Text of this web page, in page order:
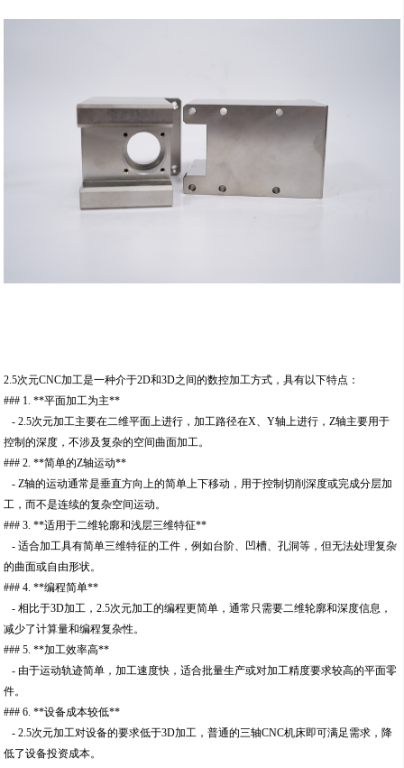
2.5次元CNC加工是一种介于2D和3D之间的数控加工方式，具有以下特点：
### 1. **平面加工为主**
- 2.5次元加工主要在二维平面上进行，加工路径在X、Y轴上进行，Z轴主要用于
控制的深度，不涉及复杂的空间曲面加工。
### 2. **简单的Z轴运动**
- Z轴的运动通常是垂直方向上的简单上下移动，用于控制切削深度或完成分层加
工，而不是连续的复杂空间运动。
### 3. **适用于二维轮廓和浅层三维特征**
- 适合加工具有简单三维特征的工件，例如台阶、凹槽、孔洞等，但无法处理复杂
的曲面或自由形状。
### 4. **编程简单**
- 相比于3D加工，2.5次元加工的编程更简单，通常只需要二维轮廓和深度信息，
减少了计算量和编程复杂性。
### 5. **加工效率高**
- 由于运动轨迹简单，加工速度快，适合批量生产或对加工精度要求较高的平面零
件。
### 6. **设备成本较低**
- 2.5次元加工对设备的要求低于3D加工，普通的三轴CNC机床即可满足需求，降
低了设备投资成本。